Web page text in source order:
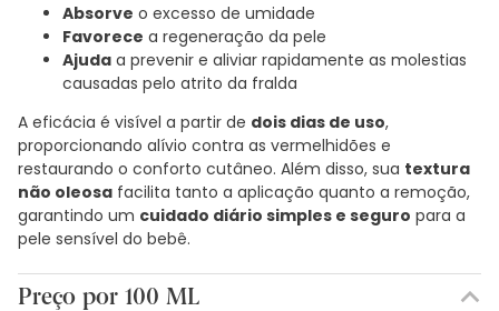
Absorve o excesso de umidade
Favorece a regeneração da pele
Ajuda a prevenir e aliviar rapidamente as molestias
causadas pelo atrito da fralda
A eficácia é visível a partir de dois dias de uso,
proporcionando alívio contra as vermelhidões e
restaurando o conforto cutâneo. Além disso, sua textura
não oleosa facilita tanto a aplicação quanto a remoção,
garantindo um cuidado diário simples e seguro para a
pele sensível do bebê.
Preço por 100 ML